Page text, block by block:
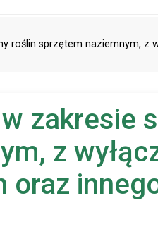
roślin sprzętem naziemnym,
z
oraz